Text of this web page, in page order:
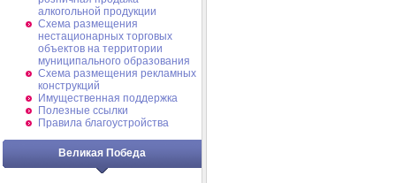
алкогольной продукции
Схема размещения
нестационарных торговых
объектов на территории
муниципального образования
Схема размещения рекламных
конструкций
Имущественная поддержка
Полезные ссылки
Правила благоустройства
Великая Победа